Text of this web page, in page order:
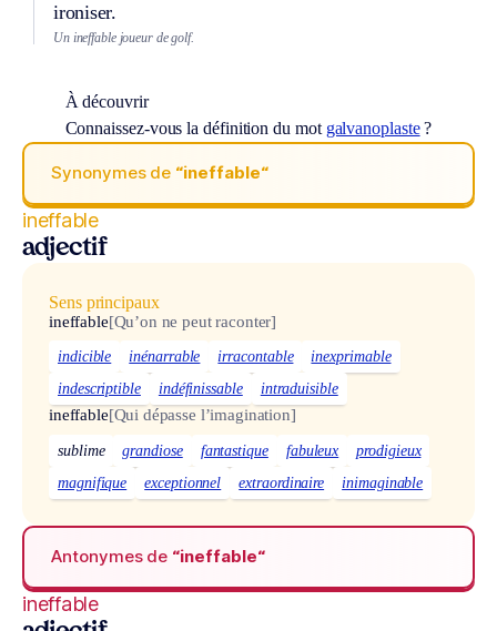
ironiser.
Un ineffable joueur de golf.
À découvrir
Connaissez-vous la définition du mot galvanoplaste?
Synonymes de “ineffable“
ineffable
adjectif
Sens principaux
ineffable[Qu’on ne peut raconter]
indicible inénarrable irracontable
inexprimable
indescriptible
indéfinissable intraduisible
ineffable[Qui dépasse l’imagination]
sublime grandiose fantastique fabuleux
prodigieux
magnifique
exceptionnel extraordinaire inimaginable
Antonymes de “ineffable“
ineffable